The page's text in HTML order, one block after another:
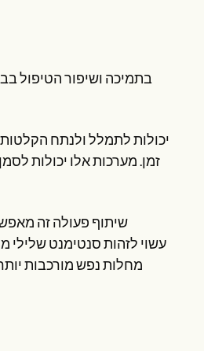
זמן. מערכות אלו יכולות
שיתוף פעולה זה
מחלות נפש מורכבות